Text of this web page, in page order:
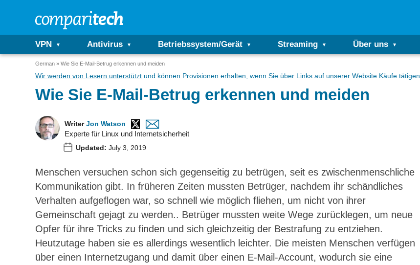
VPN Antivirus Betriebssystem/Gerät Streaming Über uns
German Wie Sie E-Mail-Betrug erkennen und meiden
Wir werden von Lesern unterstützt und können Provisionen erhalten, wenn Sie über Links auf unserer Website Käufe tätigen
Wie Sie E-Mail-Betrug erkennen und meiden
Writer Jon Watson
Experte für Linux und Internetsicherheit
Updated: July 3, 2019
Menschen versuchen schon sich gegenseitig zu betrügen, seit es zwischenmenschliche
Kommunikation gibt. In früheren Zeiten mussten Betrüger, nachdem ihr schändliches
Verhalten aufgeflogen war, so schnell wie möglich fliehen, um nicht von ihrer
Gemeinschaft gejagt zu werden.. Betrüger mussten weite Wege zurücklegen, um neue
Opfer für ihre Tricks zu finden und sich gleichzeitig der Bestrafung zu entziehen.
Heutzutage haben sie es allerdings wesentlich leichter. Die meisten Menschen verfügen
über einen Internetzugang und damit über einen E-Mail-Account, wodurch sie eine